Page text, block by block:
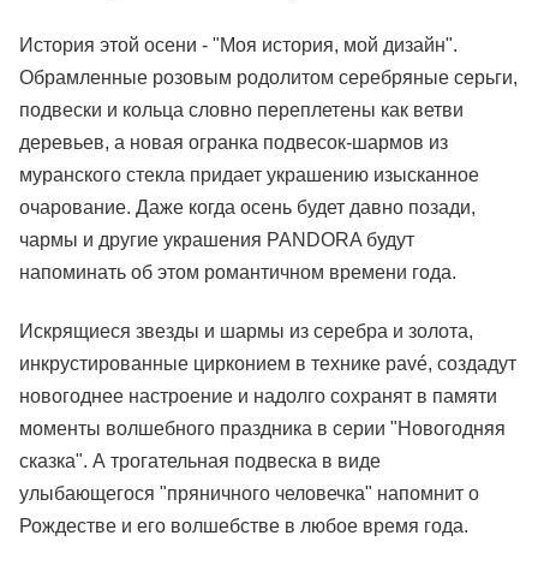
История этой осени - "Моя история, мой дизайн".
Обрамленные розовым родолитом серебряные серьги,
подвески и кольца словно переплетены как ветви
деревьев, а новая огранка подвесок-шармов из
муранского стекла придает украшению изысканное
очарование. Даже когда осень будет давно позади,
чармы и другие украшения PANDORA будут
напоминать об этом романтичном времени года.
Искрящиеся звезды и шармы из серебра и золота,
инкрустированные цирконием в технике pavé, создадут
новогоднее настроение и надолго сохранят в памяти
моменты волшебного праздника в серии "Новогодняя
сказка". А трогательная подвеска в виде
улыбающегося "пряничного человечка" напомнит о
Рождестве и его волшебстве в любое время года.